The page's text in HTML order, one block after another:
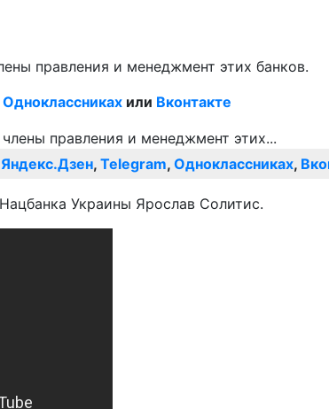
правления и менеджмент этих банков.
Одноклассниках или Вконтакте
Яндекс.Дзен, Telegram, Одноклассниках,
Украины Ярослав Солитис.